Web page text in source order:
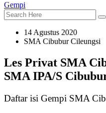
Gempi
14 Agustus 2020
SMA Cibubur Cileungsi
Les Privat SMA
SMA IPA/S
Daftar isi Gempi SMA